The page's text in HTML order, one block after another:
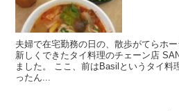
夫婦で在宅勤務の日の、散歩がてらホ
新しくできたタイ料理のチェーン店
ました。 ここ、前はBasilというタイ料
ったん...